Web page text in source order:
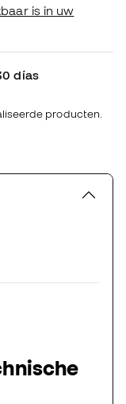
is in uw
días
producten.